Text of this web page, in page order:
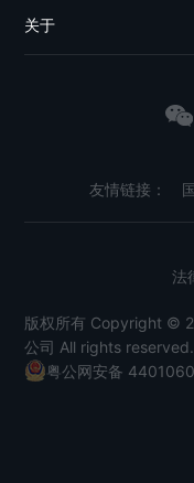
关于
友情链接：
版权所有 Copyright ©
公司 All rights reserved.
粤公网安备
法